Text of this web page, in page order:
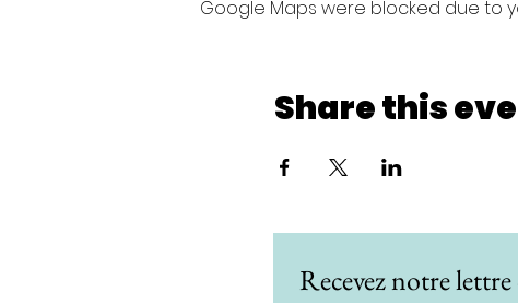
Google Maps were blocked due to
Share this
Recevez notre lettre